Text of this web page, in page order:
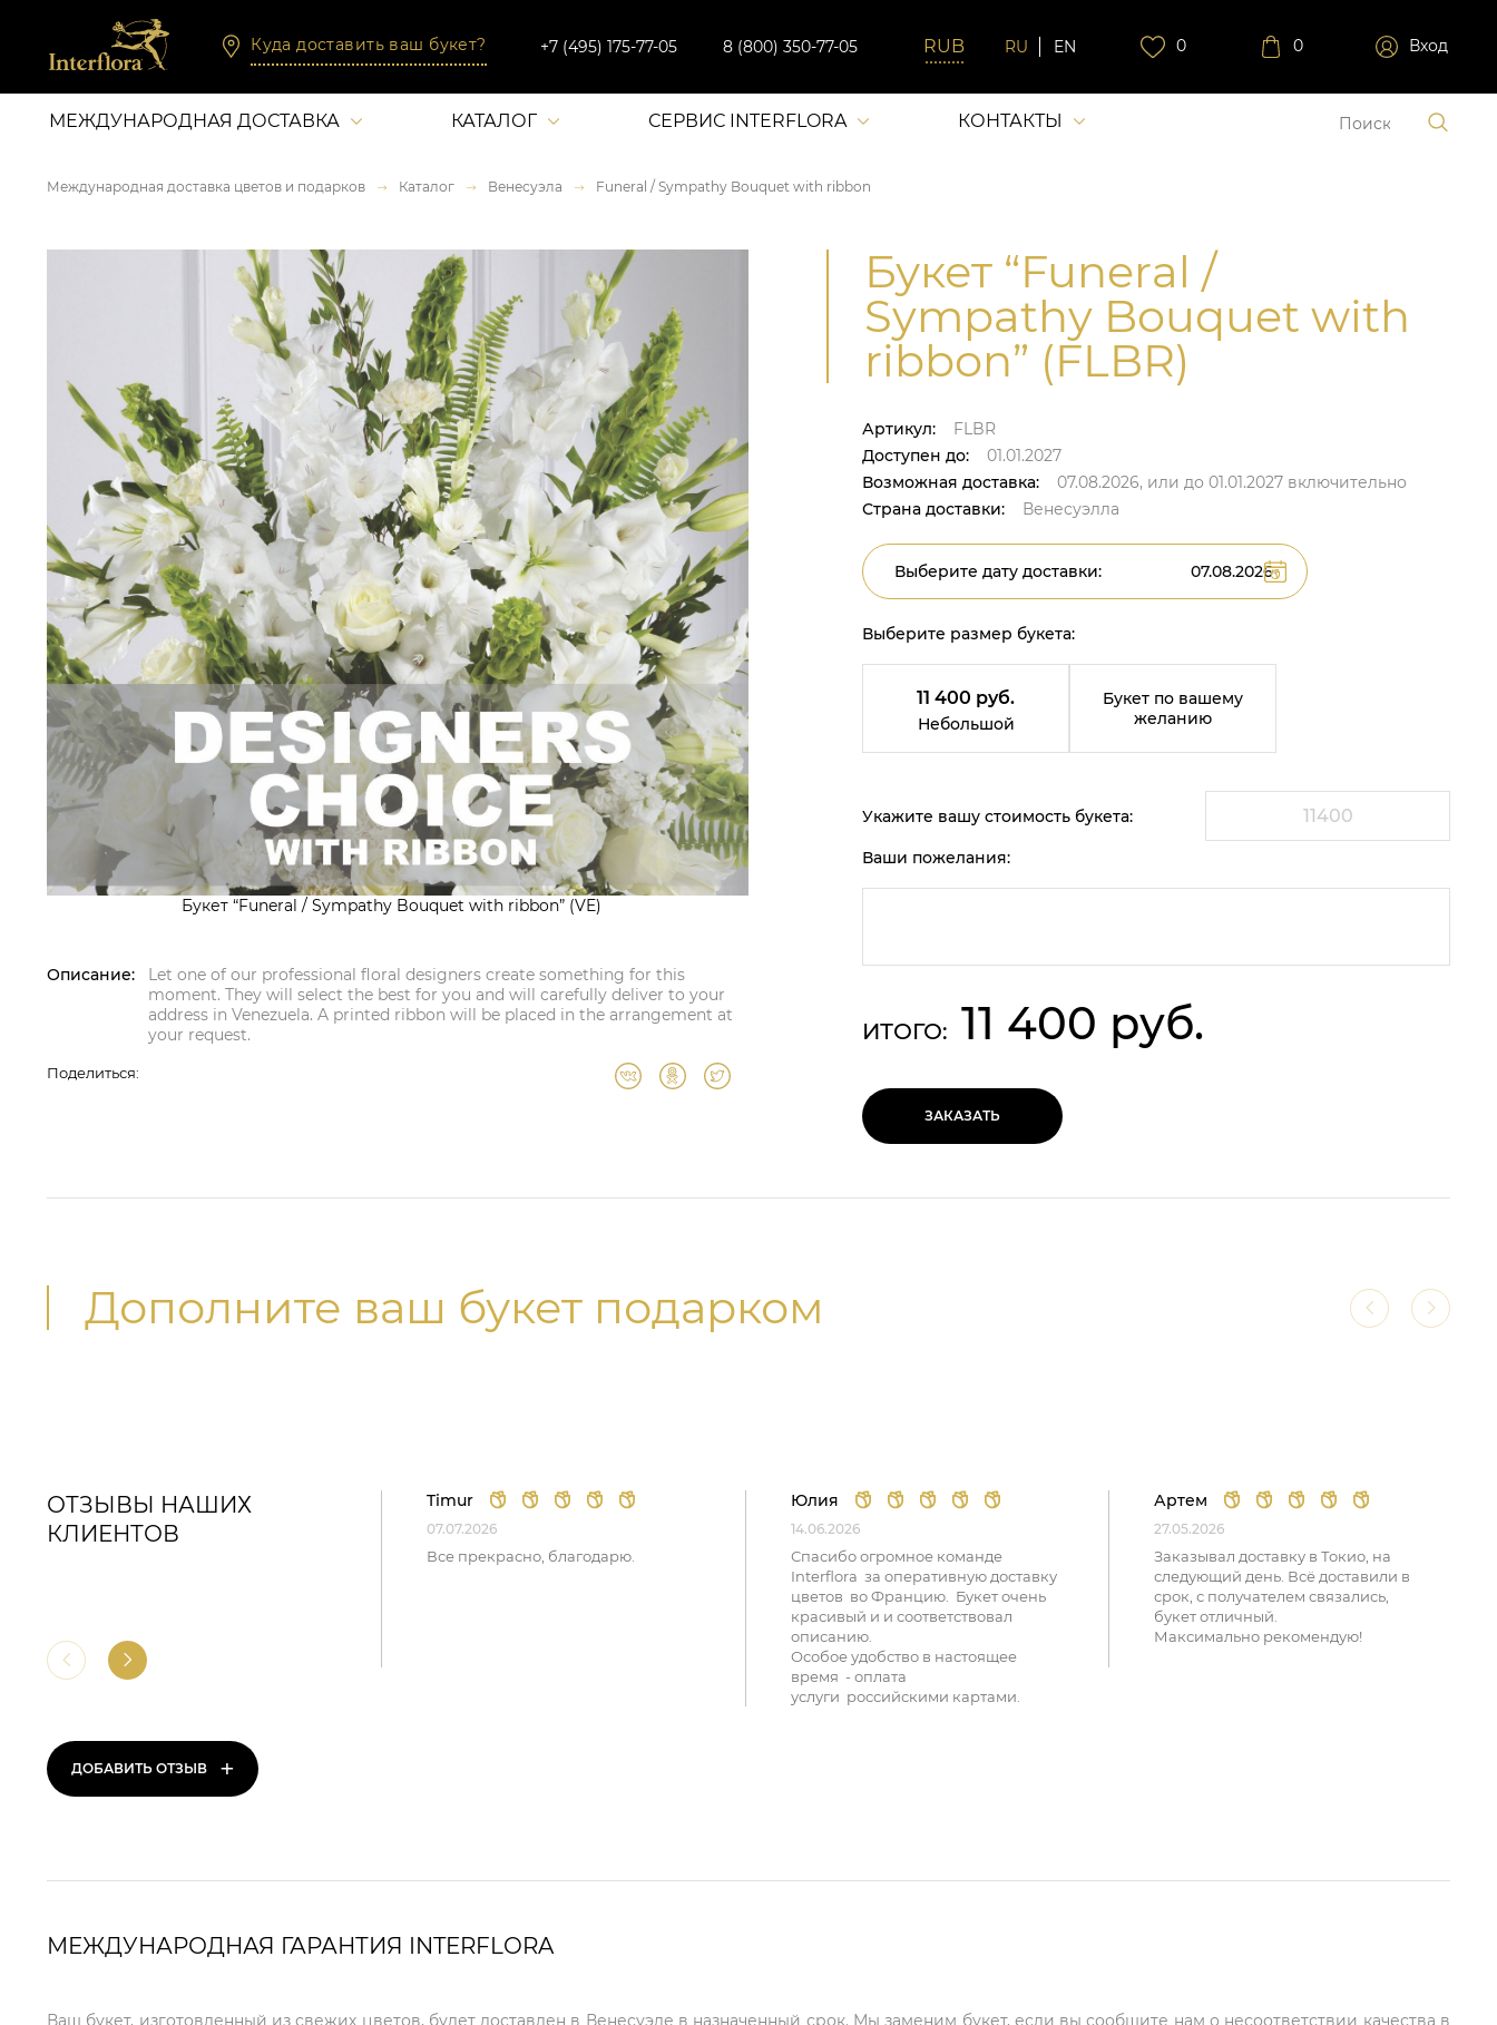
Куда доставить ваш букет? +7 (495) 175-77-05 8 (800) 350-77-05 RU EN 0 0 Вход
МЕЖДУНАРОДНАЯ ДОСТАВКА КАТАЛОГ СЕРВИС INTERFLORA КОНТАКТЫ
Международная доставка цветов и подарков Каталог Венесуэла Funeral / Sympathy Bouquet with ribbon
Букет “Funeral / Sympathy Bouquet with ribbon” (VE)
Описание:
Let one of our professional floral designers create something for this
moment. They will select the best for you and will carefully deliver to your
address in Venezuela. A printed ribbon will be placed in the arrangement at
your request.
Поделиться:
Букет “Funeral /
Sympathy Bouquet with
ribbon” (FLBR)
Артикул:
FLBR
Доступен до:
01.01.2027
Возможная доставка:
07.08.2026, или до 01.01.2027 включительно
Страна доставки:
Венесуэлла
Выберите дату доставки:
Выберите размер букета:
11 400 руб.
Небольшой
Букет по вашему
желанию
Укажите вашу стоимость букета:
Ваши пожелания:
ИТОГО: 11 400 руб.
ЗАКАЗАТЬ
Дополните ваш букет подарком
ОТЗЫВЫ НАШИХ
КЛИЕНТОВ
ДОБАВИТЬ ОТЗЫВ +
Timur
07.07.2026
Все прекрасно, благодарю.
Юлия
14.06.2026
Спасибо огромное команде
Interflora за оперативную доставку
цветов во Францию. Букет очень
красивый и и соответствовал
описанию.
Особое удобство в настоящее
время - оплата
услуги российскими картами.
Артем
27.05.2026
Заказывал доставку в Токио, на
следующий день. Всё доставили в
срок, с получателем связались,
букет отличный.
Максимально рекомендую!
МЕЖДУНАРОДНАЯ ГАРАНТИЯ INTERFLORA
Ваш букет, изготовленный из свежих цветов, будет доставлен в Венесуэле в назначенный срок. Мы заменим букет, если вы сообщите нам о несоответствии качества в